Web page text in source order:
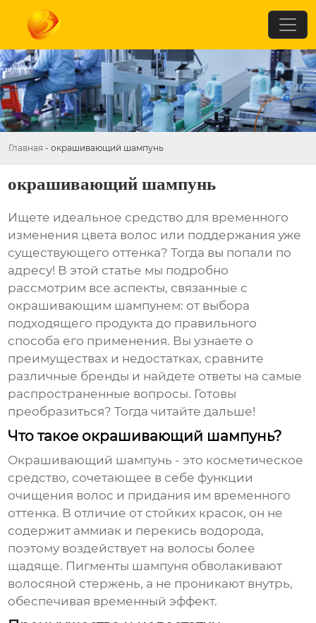
Главная - окрашивающий шампунь
окрашивающий шампунь
Ищете идеальное средство для временного
изменения цвета волос или поддержания уже
существующего оттенка? Тогда вы попали по
адресу! В этой статье мы подробно
рассмотрим все аспекты, связанные с
окрашивающим шампунем: от выбора
подходящего продукта до правильного
способа его применения. Вы узнаете о
преимуществах и недостатках, сравните
различные бренды и найдете ответы на самые
распространенные вопросы. Готовы
преобразиться? Тогда читайте дальше!
Что такое окрашивающий шампунь?
Окрашивающий шампунь - это косметическое
средство, сочетающее в себе функции
очищения волос и придания им временного
оттенка. В отличие от стойких красок, он не
содержит аммиак и перекись водорода,
поэтому воздействует на волосы более
щадяще. Пигменты шампуня обволакивают
волосяной стержень, а не проникают внутрь,
обеспечивая временный эффект.